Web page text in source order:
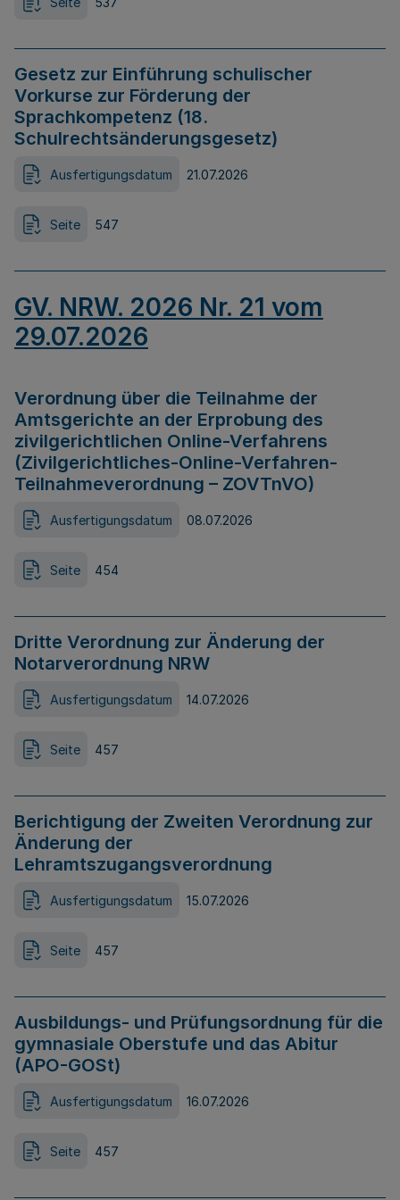
Gesetz zur Einführung schulischer
Vorkurse zur Förderung der
Sprachkompetenz (18.
Schulrechtsänderungsgesetz)
Ausfertigungsdatum 21.07.2026
Seite 547
GV. NRW. 2026 Nr. 21 vom
29.07.2026
Verordnung über die Teilnahme der
Amtsgerichte an der Erprobung des
zivilgerichtlichen Online-Verfahrens
(Zivilgerichtliches-Online-Verfahren-
Teilnahmeverordnung – ZOVTnVO)
Ausfertigungsdatum 08.07.2026
Seite 454
Dritte Verordnung zur Änderung der
Notarverordnung NRW
Ausfertigungsdatum 14.07.2026
Seite 457
Berichtigung der Zweiten Verordnung zur
Änderung der
Lehramtszugangsverordnung
Ausfertigungsdatum 15.07.2026
Seite 457
Ausbildungs- und Prüfungsordnung für die
gymnasiale Oberstufe und das Abitur
(APO-GOSt)
Ausfertigungsdatum 16.07.2026
Seite 457